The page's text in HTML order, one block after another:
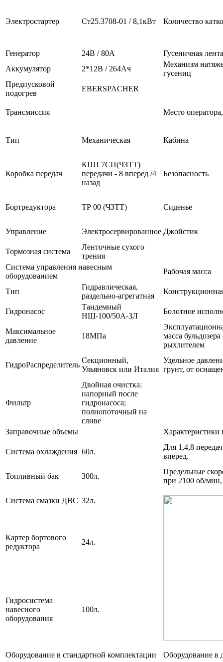
Электростартер Ст25.3708-01 / 8,1кВт Количество
Генератор 24В / 80А
Гусеничная лента
Аккумулятор
2*12В / 264Ач
Механизм
гусениц
Предпусковой
подогрев
EBERSPACHER
Трансмиссия Место
Тип Механическая Кабина
Коробка передач
КПП 7СП(ЧЗТТ)
передачи - 8 вперед /4
назад
Безопасность
Бортредуктора ТР 00 (ЧЗТТ) Сиденье
Управление Электросервированное Джойстик
Тормозная система
Ленточные сухого
трения
Система управления навесным
оборудованием
Рабочая масса
Тип
Гидравлическая,
раздельно-агрегатная
Гидронасос
Тандемный
НШ-100/50А-3Л
Болотное
Максимальное
давление
18МПа
масса бульдозера
рыхлителем
ГидроРаспределитель
Секционный,
Ульяновск или Италия
Удельное
грунт, от
Фильтр
Двойная очистка:
напорный после
гидронасоса;
полнопоточный на
сливе
Заправочные объемы
Характеристики
Система охлаждения 60л.
Для 1,4,8 передач
вперед.
Топливный бак 300л.
Предельные
при 2100 об/
Система смазки ДВС 32л.
Картер бортового
редуктора
24л.
Гидросистема
навесного
оборудования
100л.
Оборудование в стандартной комплектации
Оборудование в